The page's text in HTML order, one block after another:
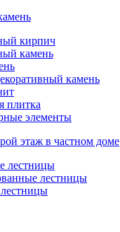
кирпич
камень
камень
плитка
элементы
этаж в частном доме
лестницы
лестницы